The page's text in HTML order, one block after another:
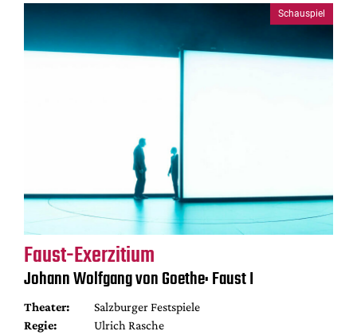
Schauspiel
Faust-Exerzitium
Johann Wolfgang von Goethe: Faust I
Theater:
Salzburger Festspiele
Regie:
Ulrich Rasche